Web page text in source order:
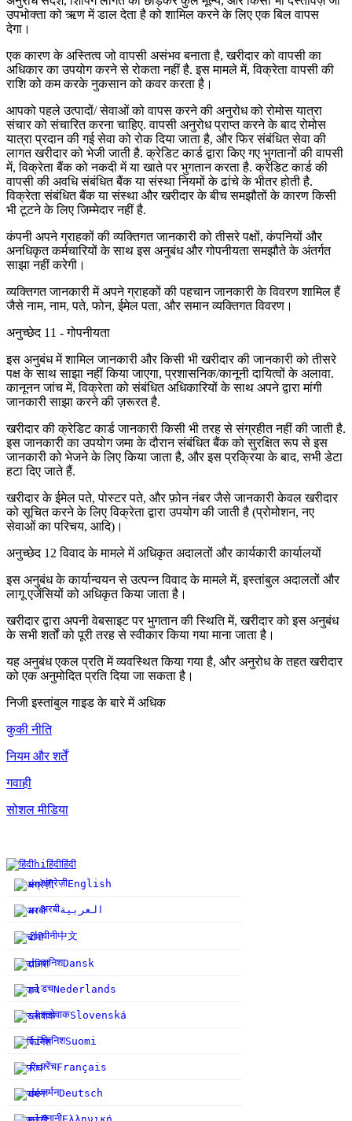
उपभोक्ता को ऋण में डाल देता है को शामिल करने के लिए एक बिल वापस
देगा।
एक कारण के अस्तित्व जो वापसी असंभव बनाता है, खरीदार को वापसी का
अधिकार का उपयोग करने से रोकता नहीं है. इस मामले में, विक्रेता वापसी की
राशि को कम करके नुकसान को कवर करता है।
आपको पहले उत्पादों/ सेवाओं को वापस करने की अनुरोध को रोमोस यात्रा
संचार को संचारित करना चाहिए. वापसी अनुरोध प्राप्त करने के बाद रोमोस
यात्रा प्रदान की गई सेवा को रोक दिया जाता है, और फिर संबंधित सेवा की
लागत खरीदार को भेजी जाती है. क्रेडिट कार्ड द्वारा किए गए भुगतानों की वापसी
में, विक्रेता बैंक को नकदी में या खाते पर भुगतान करता है. क्रेडिट कार्ड की
वापसी की अवधि संबंधित बैंक या संस्था नियमों के ढांचे के भीतर होती है.
विक्रेता संबंधित बैंक या संस्था और खरीदार के बीच समझौतों के कारण किसी
भी टूटने के लिए जिम्मेदार नहीं है.
कंपनी अपने ग्राहकों की व्यक्तिगत जानकारी को तीसरे पक्षों, कंपनियों और
अनधिकृत कर्मचारियों के साथ इस अनुबंध और गोपनीयता समझौते के अंतर्गत
साझा नहीं करेगी।
व्यक्तिगत जानकारी में अपने ग्राहकों की पहचान जानकारी के विवरण शामिल हैं
जैसे नाम, नाम, पते, फोन, ईमेल पता, और समान व्यक्तिगत विवरण।
अनुच्छेद 11 - गोपनीयता
इस अनुबंध में शामिल जानकारी और किसी भी खरीदार की जानकारी को तीसरे
पक्ष के साथ साझा नहीं किया जाएगा, प्रशासनिक/कानूनी दायित्वों के अलावा.
कानूनन जांच में, विक्रेता को संबंधित अधिकारियों के साथ अपने द्वारा मांगी
जानकारी साझा करने की ज़रूरत है.
खरीदार की क्रेडिट कार्ड जानकारी किसी भी तरह से संग्रहीत नहीं की जाती है.
इस जानकारी का उपयोग जमा के दौरान संबंधित बैंक को सुरक्षित रूप से इस
जानकारी को भेजने के लिए किया जाता है, और इस प्रक्रिया के बाद, सभी डेटा
हटा दिए जाते हैं.
खरीदार के ईमेल पते, पोस्टर पते, और फ़ोन नंबर जैसे जानकारी केवल खरीदार
को सूचित करने के लिए विक्रेता द्वारा उपयोग की जाती है (प्रोमोशन, नए
सेवाओं का परिचय, आदि)।
अनुच्छेद 12 विवाद के मामले में अधिकृत अदालतों और कार्यकारी कार्यालयों
इस अनुबंध के कार्यान्वयन से उत्पन्न विवाद के मामले में, इस्तांबुल अदालतों और
लागू एजेंसियों को अधिकृत किया जाता है।
खरीदार द्वारा अपनी वेबसाइट पर भुगतान की स्थिति में, खरीदार को इस अनुबंध
के सभी शर्तों को पूरी तरह से स्वीकार किया गया माना जाता है।
यह अनुबंध एकल प्रति में व्यवस्थित किया गया है, और अनुरोध के तहत खरीदार
को एक अनुमोदित प्रति दिया जा सकता है।
निजी इस्तांबुल गाइड के बारे में अधिक
कुकी नीति
नियम और शर्तें
गवाही
सोशल मीडिया
hiहिंदीहिंदी
enअंग्रेज़ीEnglish
arअरबीالعربية
zhचीनी中文
daदानिशDansk
nlडचNederlands
skस्लोवाकSlovenská
fiफिनिशSuomi
frफ़्रेंचFrançais
deजर्मनDeutsch
यूनानी